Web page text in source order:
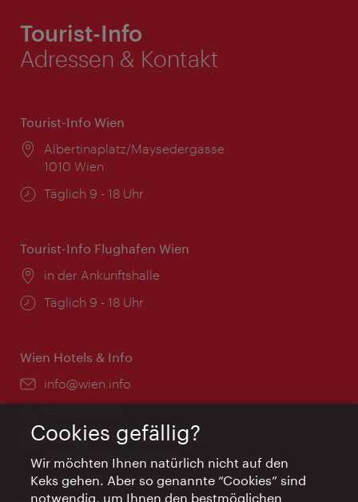
Tourist-Info
Adressen & Kontakt
Tourist-Info Wien
Ort:
Albertinaplatz/Maysedergasse
1010 Wien
Öffnungszeiten:
Täglich 9 - 18 Uhr
Tourist-Info Flughafen Wien
Ort:
in der Ankunftshalle
Öffnungszeiten:
Täglich 9 - 18 Uhr
Wien Hotels & Info
Email:
info@wien.info
Öffnungszeiten:
Montag - Freitag 9 – 17 Uhr
Feiertags geschlossen
Cookies gefällig?
Wir möchten Ihnen natürlich nicht auf den
Keks gehen. Aber so genannte “Cookies” sind
notwendig, um Ihnen den bestmöglichen